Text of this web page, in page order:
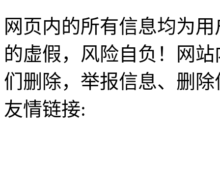
网页内的所有信息均为
的虚假，风险自负！网
们删除，举报信息、删
友情链接: